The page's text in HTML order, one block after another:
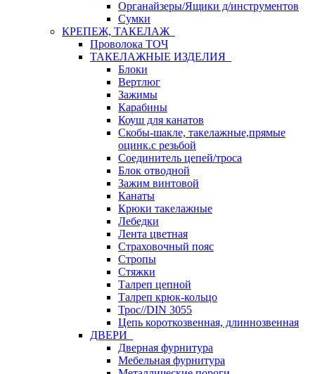
Органайзеры/Ящики д/инструментов
Сумки
КРЕПЕЖ, ТАКЕЛАЖ
Проволока ТОЧ
ТАКЕЛАЖНЫЕ ИЗДЕЛИЯ
Блоки
Вертлюг
Зажимы
Карабины
Коуш для канатов
Скобы-шакле, такелажные,прямые
оцинк.с резьбой
Соединитель цепей/троса
Блок отводной
Зажим винтовой
Канаты
Крюки такелажные
Лебедки
Лента цветная
Страховочный пояс
Стропы
Стяжки
Талреп цепной
Талреп крюк-кольцо
Трос//DIN 3055
Цепь короткозвенная, длиннозвенная
ДВЕРИ
Дверная фурнитура
Мебельная фурнитура